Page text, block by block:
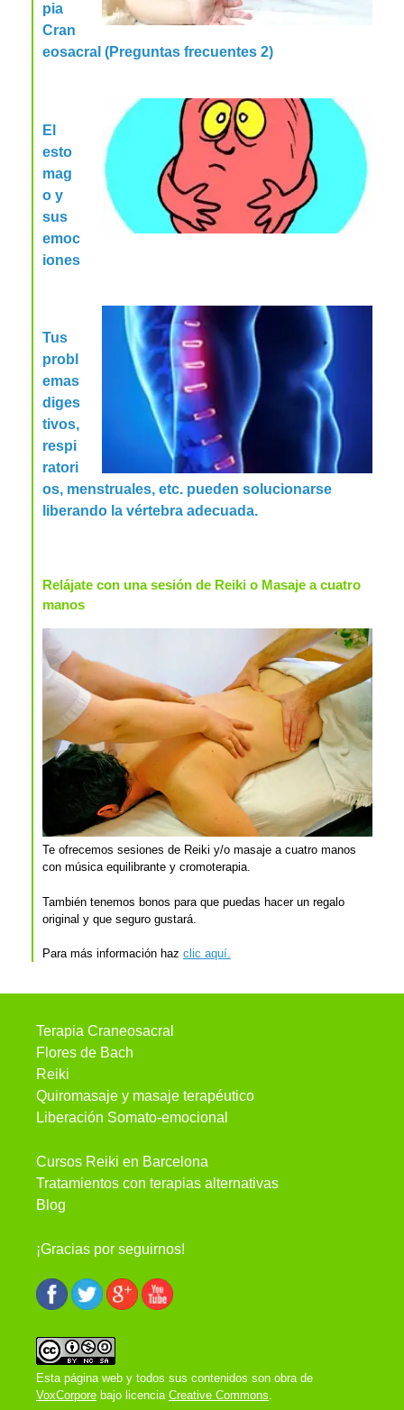
pia
Cran
eosacral (Preguntas frecuentes 2)
El
esto
mag
o y
sus
emoc
iones
Tus
probl
emas
diges
tivos,
respi
ratori
os, menstruales, etc. pueden solucionarse
liberando la vértebra adecuada.
Relájate con una sesión de Reiki o Masaje a cuatro
manos
Te ofrecemos sesiones de Reiki y/o masaje a cuatro manos
con música equilibrante y cromoterapia.
También tenemos bonos para que puedas hacer un regalo
original y que seguro gustará.
Para más información haz clic aquí.
Terapia Craneosacral
Flores de Bach
Reiki
Quiromasaje y masaje terapéutico
Liberación Somato-emocional
Cursos Reiki en Barcelona
Tratamientos con terapias alternativas
Blog
¡Gracias por seguirnos!
Esta página web y todos sus contenidos son obra de
VoxCorpore bajo licencia Creative Commons.